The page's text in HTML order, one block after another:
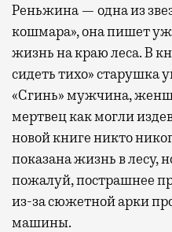
Реньжина — одна из
кошмара», она пишет
жизнь на краю леса. В
сидеть тихо» старушка
«Сгинь» мужчина,
мертвец как могли
новой книге никто
показана жизнь в лесу,
пожалуй, пострашнее
из-за сюжетной арки
машины.